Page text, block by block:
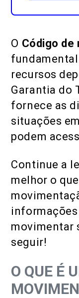
O Código de
recursos
Garantia do
fornece as
situações
podem
Continue a
melhor o
movimentar
seguir!
O QUE É